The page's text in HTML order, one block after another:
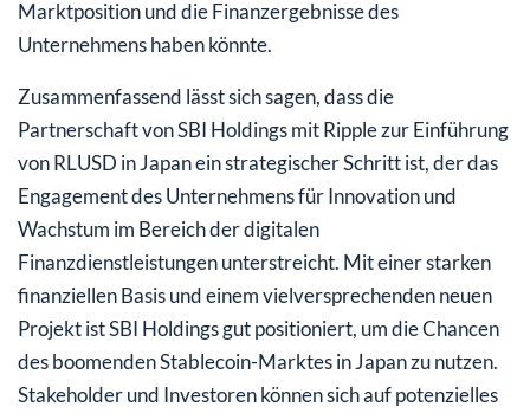
Marktposition und die Finanzergebnisse des
Unternehmens haben könnte.
Zusammenfassend lässt sich sagen, dass die
Partnerschaft von SBI Holdings mit Ripple zur Einführung
von RLUSD in Japan ein strategischer Schritt ist, der das
Engagement des Unternehmens für Innovation und
Wachstum im Bereich der digitalen
Finanzdienstleistungen unterstreicht. Mit einer starken
finanziellen Basis und einem vielversprechenden neuen
Projekt ist SBI Holdings gut positioniert, um die Chancen
des boomenden Stablecoin-Marktes in Japan zu nutzen.
Stakeholder und Investoren können sich auf potenzielles